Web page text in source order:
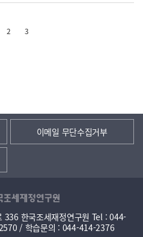
2 3
이메일 무단수집거부
336 한국조세재정연구원 Tel : 044-
/ 학습문의 : 044-414-2376